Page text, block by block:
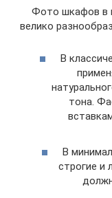
Фото шкафов в
велико
В
тона.
В
строгие и